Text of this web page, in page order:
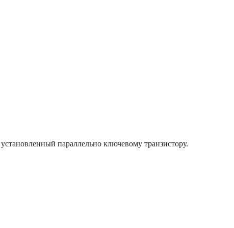
параллельно ключевому транзистору.